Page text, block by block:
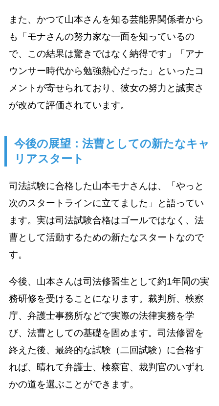
また、かつて山本さんを知る芸能界関係者から
も「モナさんの努力家な一面を知っているの
で、この結果は驚きではなく納得です」「アナ
ウンサー時代から勉強熱心だった」といったコ
メントが寄せられており、彼女の努力と誠実さ
が改めて評価されています。
今後の展望：法曹としての新たなキャ
リアスタート
司法試験に合格した山本モナさんは、「やっと
次のスタートラインに立てました」と語ってい
ます。実は司法試験合格はゴールではなく、法
曹として活動するための新たなスタートなので
す。
今後、山本さんは司法修習生として約1年間の実
務研修を受けることになります。裁判所、検察
庁、弁護士事務所などで実際の法律実務を学
び、法曹としての基礎を固めます。司法修習を
終えた後、最終的な試験（二回試験）に合格す
れば、晴れて弁護士、検察官、裁判官のいずれ
かの道を選ぶことができます。